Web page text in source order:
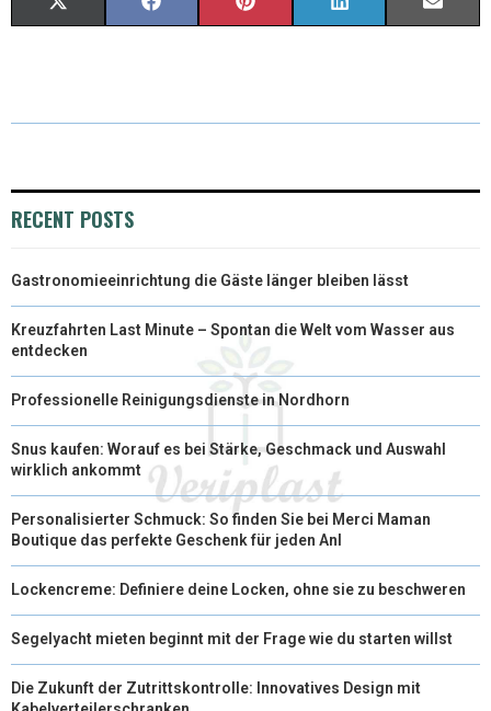
W
E
R
)
E
K
T
S
K
N
I
RECENT POSTS
Gastronomieeinrichtung die Gäste länger bleiben lässt
Kreuzfahrten Last Minute – Spontan die Welt vom Wasser aus
entdecken
Professionelle Reinigungsdienste in Nordhorn
Snus kaufen: Worauf es bei Stärke, Geschmack und Auswahl
wirklich ankommt
Personalisierter Schmuck: So finden Sie bei Merci Maman
Boutique das perfekte Geschenk für jeden Anl
Lockencreme: Definiere deine Locken, ohne sie zu beschweren
Segelyacht mieten beginnt mit der Frage wie du starten willst
Die Zukunft der Zutrittskontrolle: Innovatives Design mit